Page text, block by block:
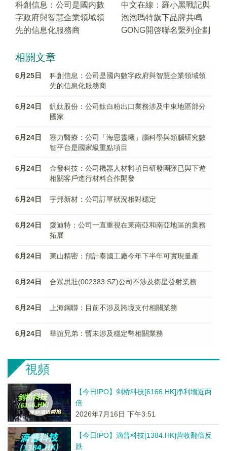
科創信息：公司是國内數
字政府與智慧企業領域領
先的信息化服務商
中文在線：羅小黑戰記與
泡泡瑪特旗下品牌共鳴
GONG開啓聯名繫列企劃
相關文章
6月25日
科創信息：公司是國内數字政府與智慧企業領域領
先的信息化服務商
6月24日
釩鈦股份：公司鈦白粉出口業務涉及中東地區部分
國家
6月24日
塞力醫療：公司「海思靈曦」腦科學與類腦研究數
智平台是國家級重點項目
6月24日
金發科技：公司機器人材料項目研發團隊已與下遊
相關客戶進行材料合作開發
6月24日 宇邦新材：公司訂單狀況相對穩定
6月24日
愛迪特：公司一直重視在東南亞和南亞地區的業務
拓展
6月24日 東山精密：預計泰國工廠今年下半年可實現量產
6月24日 合眾思壯(002383.SZ)公司不涉及衛星發射業務
6月24日 上海鋼聯：目前不涉及跨境支付相關業務
6月24日 華誼兄弟：暫未涉及穩定幣相關業務
視頻
【今日IPO】剑桥科技[6166.HK]净利增近两
倍
2026年7月16日 下午3:51
【今日IPO】滴普科技[1384.HK]营收翻倍反
跌